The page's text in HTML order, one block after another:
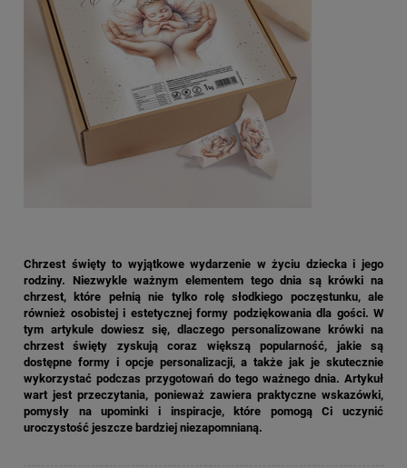
Chrzest święty to wyjątkowe wydarzenie w życiu dziecka i jego
rodziny. Niezwykle ważnym elementem tego dnia są krówki na
chrzest, które pełnią nie tylko rolę słodkiego poczęstunku, ale
również osobistej i estetycznej formy podziękowania dla gości. W
tym artykule dowiesz się, dlaczego personalizowane krówki na
chrzest święty zyskują coraz większą popularność, jakie są
dostępne formy i opcje personalizacji, a także jak je skutecznie
wykorzystać podczas przygotowań do tego ważnego dnia. Artykuł
wart jest przeczytania, ponieważ zawiera praktyczne wskazówki,
pomysły na upominki i inspiracje, które pomogą Ci uczynić
uroczystość jeszcze bardziej niezapomnianą.